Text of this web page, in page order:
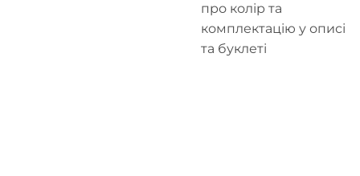
про колір та
комплектацію у описі
та буклеті